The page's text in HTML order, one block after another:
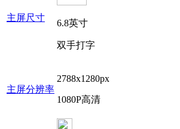
主屏尺寸
6.8英寸
双手打字
主屏分辨率
2788x1280px
1080P高清